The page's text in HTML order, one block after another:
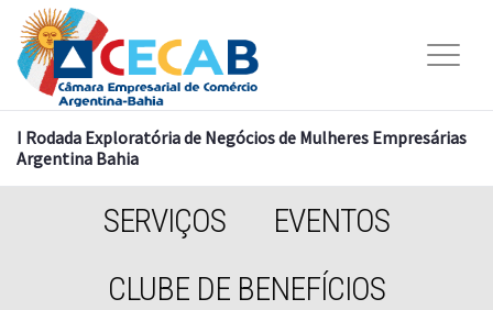
I Rodada Exploratória de Negócios de Mulheres Empresárias
Argentina Bahia
SERVIÇOS
EVENTOS
CLUBE DE BENEFÍCIOS